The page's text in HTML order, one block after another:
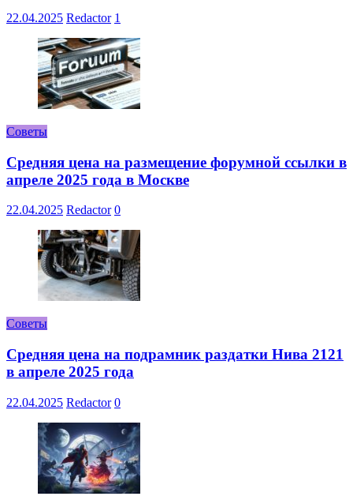
22.04.2025 Redactor 1
Советы
Средняя цена на размещение форумной ссылки в
апреле 2025 года в Москве
22.04.2025 Redactor 0
Советы
Средняя цена на подрамник раздатки Нива 2121
в апреле 2025 года
22.04.2025 Redactor 0